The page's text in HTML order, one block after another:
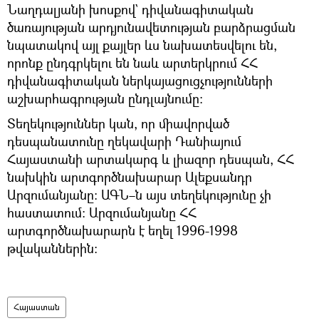
Նաղդալյանի խոսքով` դիվանագիտական
ծառայության արդյունավետության բարձրացման
նպատակով այլ քայլեր ևս նախատեսվելու են,
որոնք ընդգրկելու են նաև արտերկրում ՀՀ
դիվանագիտական ներկայացուցչությունների
աշխարհագրության ընդլայնումը:
Տեղեկություններ կան, որ միավորված
դեսպանատունը ղեկավարի Դանիայում
Հայաստանի արտակարգ և լիազոր դեսպան, ՀՀ
նախկին արտգործնախարար Ալեքսանդր
Արզումանյանը: ԱԳՆ–ն այս տեղեկությունը չի
հաստատում։ Արզումանյանը ՀՀ
արտգործնախարարն է եղել 1996-1998
թվականներին։
Հայաստան